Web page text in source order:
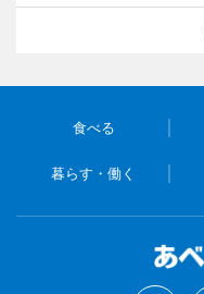
食べる
暮らす・働く